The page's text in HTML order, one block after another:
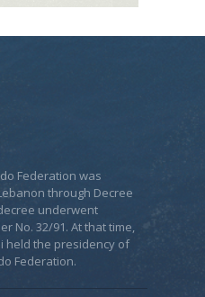
Federation was
through Decree
underwent
No. 32/91. At that time,
held the presidency of
Federation.